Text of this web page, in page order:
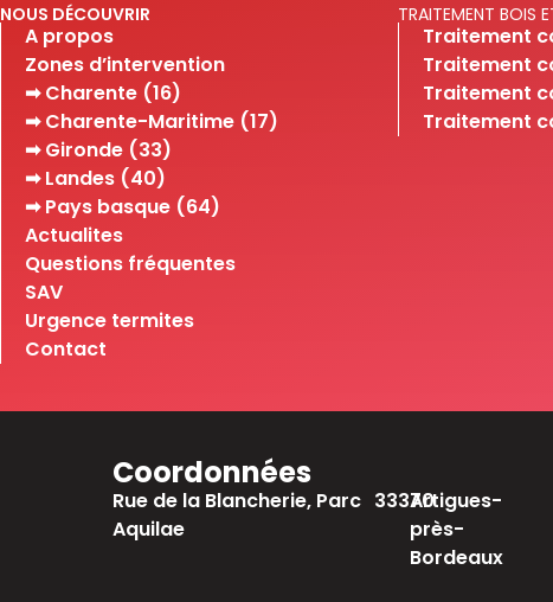
NOUS DÉCOUVRIR
A propos
Zones d’intervention
➡ Charente (16)
➡ Charente-Maritime (17)
➡ Gironde (33)
➡ Landes (40)
➡ Pays basque (64)
Actualites
Questions fréquentes
SAV
Urgence termites
Contact
TRAITEMENT BOIS
Traitement
Traitement
Traitement
Traitement
Coordonnées
Rue de la Blancherie, Parc
Aquilae
33370Artigues-
près-
Bordeaux